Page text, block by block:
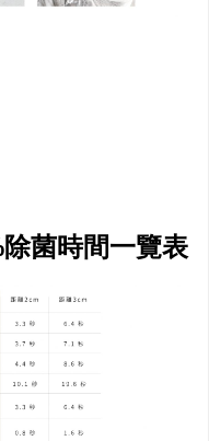
菌時間一覽表